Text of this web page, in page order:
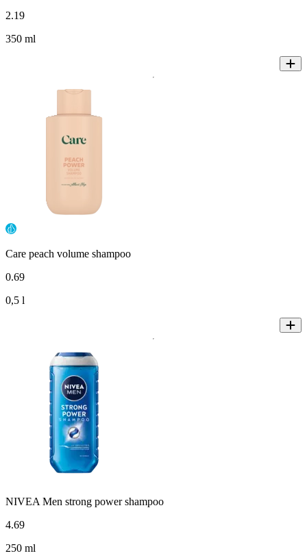
2.19
350 ml
Care peach volume shampoo
0.69
0,5 l
NIVEA Men strong power shampoo
4.69
250 ml